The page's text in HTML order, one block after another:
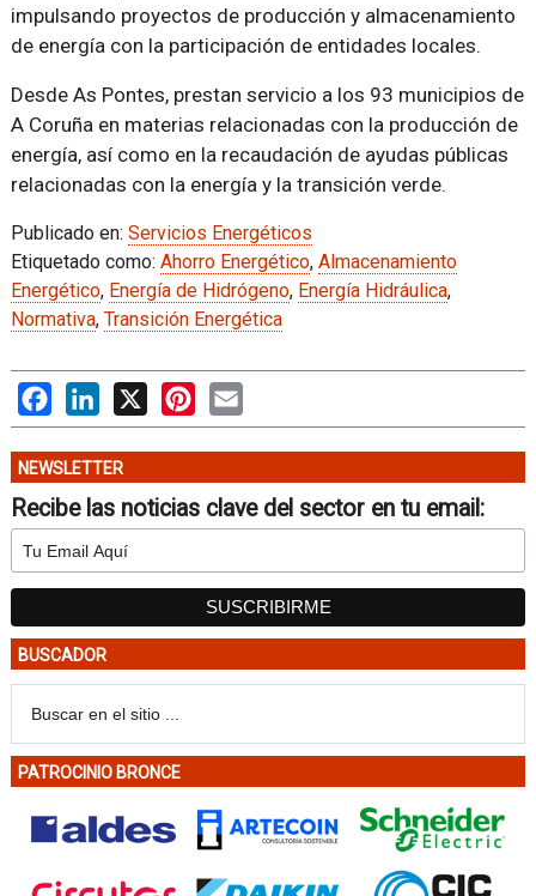
impulsando proyectos de producción y almacenamiento
de energía con la participación de entidades locales.
Desde As Pontes, prestan servicio a los 93 municipios de
A Coruña en materias relacionadas con la producción de
energía, así como en la recaudación de ayudas públicas
relacionadas con la energía y la transición verde.
Publicado en: Servicios Energéticos
Etiquetado como: Ahorro Energético, Almacenamiento
Energético, Energía de Hidrógeno, Energía Hidráulica,
Normativa, Transición Energética
FacebookLinkedIn
X PinterestEmail
NEWSLETTER
Recibe las noticias clave del sector en tu email:
BUSCADOR
PATROCINIO BRONCE